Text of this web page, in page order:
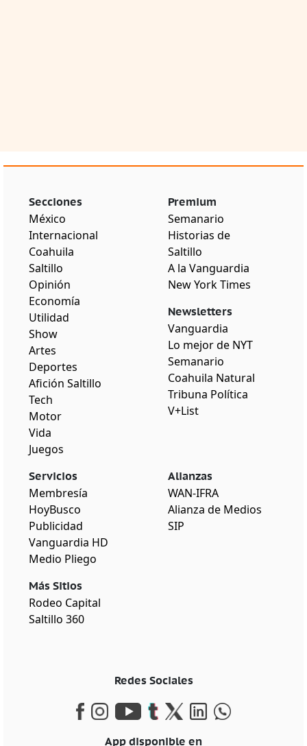
Secciones
México
Internacional
Coahuila
Saltillo
Opinión
Economía
Utilidad
Show
Artes
Deportes
Afición Saltillo
Tech
Motor
Vida
Juegos
Premium
Semanario
Historias de
Saltillo
A la Vanguardia
New York Times
Newsletters
Vanguardia
Lo mejor de NYT
Semanario
Coahuila Natural
Tribuna Política
V+List
Servicios
Membresía
HoyBusco
Publicidad
Vanguardia HD
Medio Pliego
Más Sitios
Rodeo Capital
Saltillo 360
Alianzas
WAN-IFRA
Alianza de Medios
SIP
Redes Sociales
App disponible en